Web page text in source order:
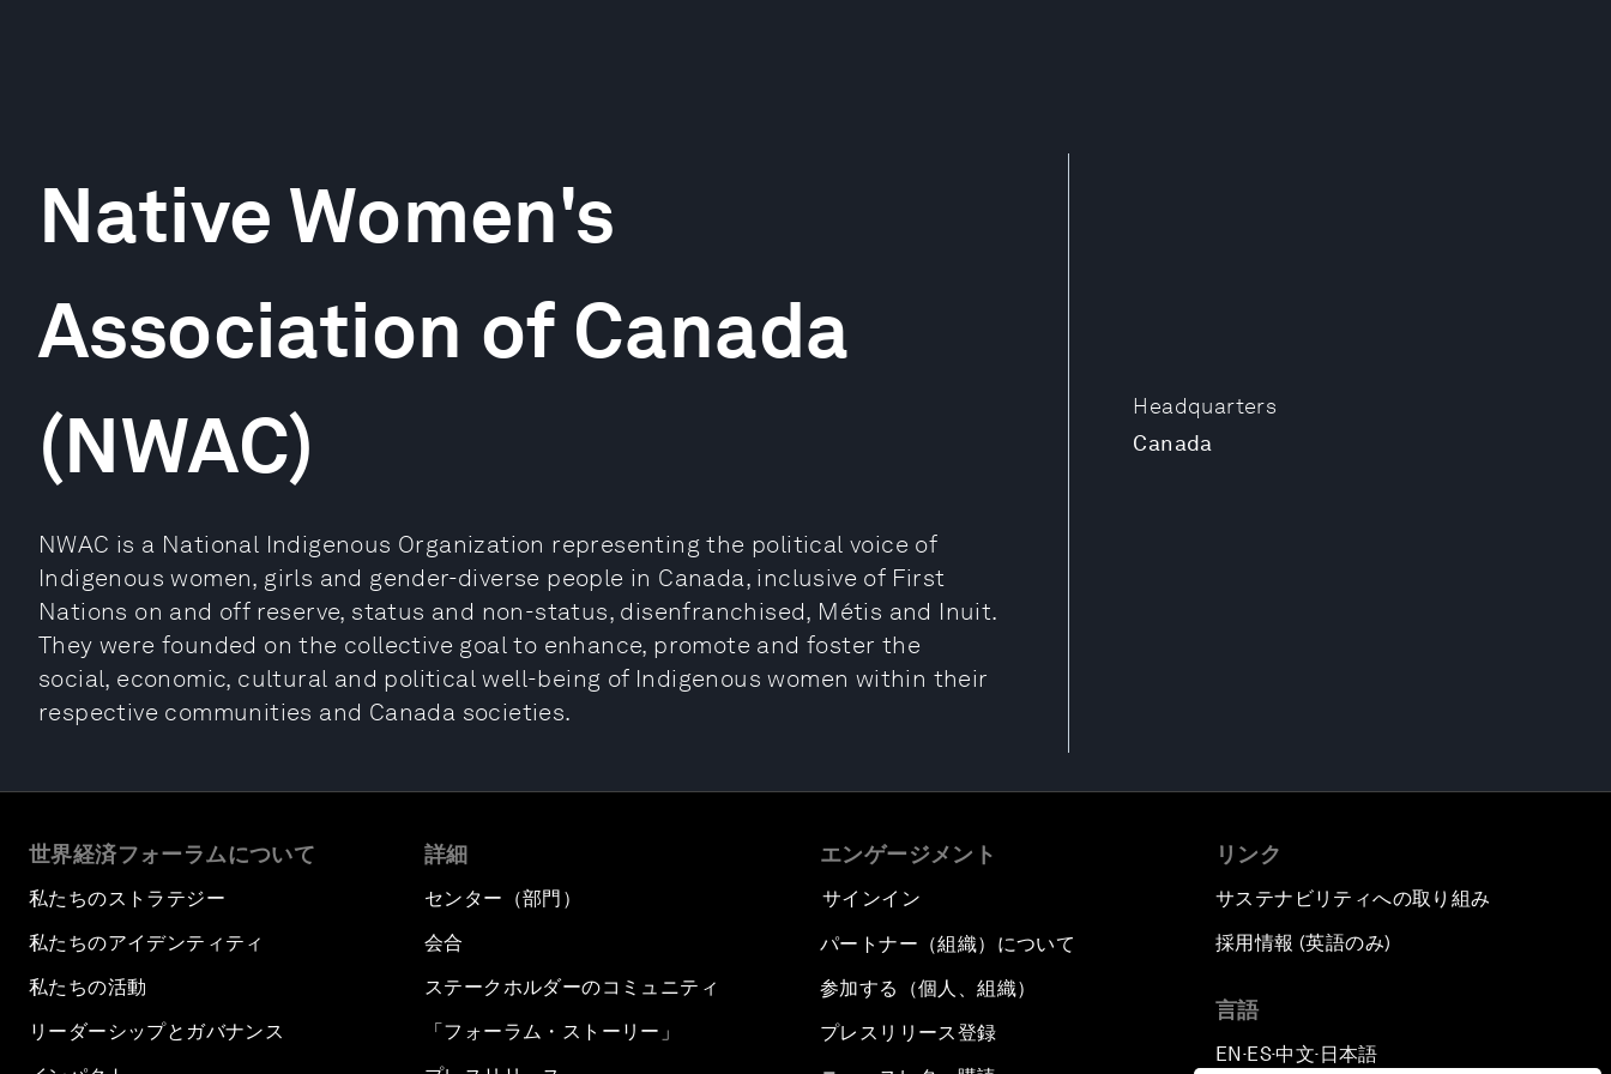
Headquarters
Canada
Native Women's
Association of Canada
(NWAC)
NWAC is a National Indigenous Organization representing the political voice of
Indigenous women, girls and gender-diverse people in Canada, inclusive of First
Nations on and off reserve, status and non-status, disenfranchised, Métis and Inuit.
They were founded on the collective goal to enhance, promote and foster the
social, economic, cultural and political well-being of Indigenous women within their
respective communities and Canada societies.
世界経済フォーラムについて
私たちのストラテジー
私たちのアイデンティティ
私たちの活動
リーダーシップとガバナンス
詳細
センター（部門）
会合
ステークホルダーのコミュニティ
「フォーラム・ストーリー」
エンゲージメント
サインイン
パートナー（組織）について
参加する（個人、組織）
プレスリリース登録
リンク
サステナビリティへの取り組み
採用情報 (英語のみ)
言語
EN ▪ES▪中文▪ 日本語